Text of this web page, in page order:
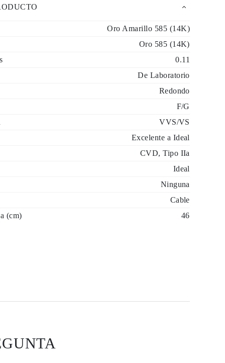
Oro Amarillo 585 (14K)
Oro 585 (14K)
0.11
De Laboratorio
Redondo
F/G
VVS/VS
Excelente a Ideal
CVD, Tipo IIa
Ideal
Ninguna
Cable
(cm)
46